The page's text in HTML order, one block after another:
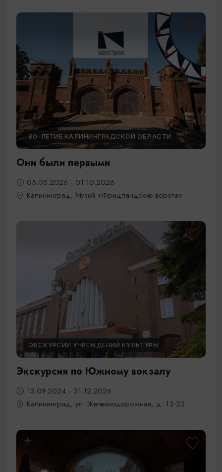
80-ЛЕТИЕ КАЛИНИНГРАДСКОЙ ОБЛАСТИ
Они были первыми
05.05.2026 - 01.10.2026
Калининград, Музей «Фридландские ворота»
ЭКСКУРСИИ УЧРЕЖДЕНИЙ КУЛЬТУРЫ
Экскурсия по Южному вокзалу
13.09.2024 - 31.12.2026
Калининград, ул. Железнодорожная, д. 13-23